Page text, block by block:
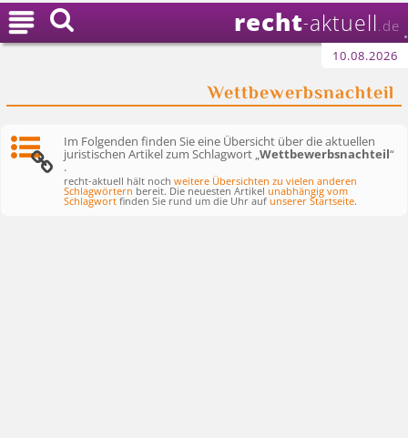
recht-aktuell .de
10.08.2026
Wettbewerbsnachteil

Im Folgenden finden Sie eine Übersicht über die aktuellen
juristischen Artikel zum Schlagwort „Wettbewerbsnachteil“
.
recht-aktuell hält nochweitere Übersichten zu vielen anderen
Schlagwörtern bereit. Die neuesten Artikelunabhängig vom
Schlagwort finden Sie rund um die Uhr aufunserer Startseite.